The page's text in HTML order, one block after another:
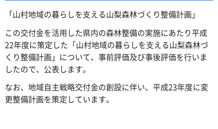
「山村地域の暮らしを支える山梨森林づくり整備計画」
この交付金を活用した県内の森林整備の実施にあたり平成
22年度に策定した「山村地域の暮らしを支える山梨森林づ
くり整備計画」について、事前評価及び事後評価を行いま
したので、公表します。
なお、地域自主戦略交付金の創設に伴い、平成23年度に変
更整備計画を策定しています。